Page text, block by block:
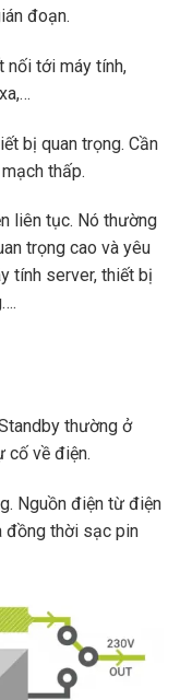
đoạn.
nối tới máy tính,
bị quan trọng. Cần
thấp.
liên tục. Nó thường
trọng cao và yêu
tính server, thiết bị
thường ở
cố về điện.
Nguồn điện từ điện
đồng thời sạc pin